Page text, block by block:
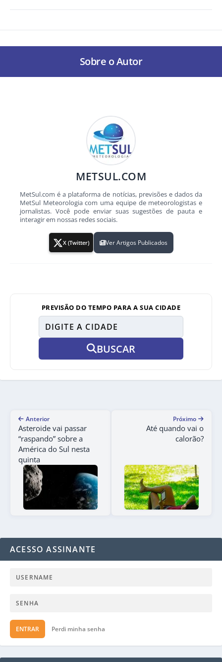
Sobre o Autor
METSUL.COM
MetSul.com é a plataforma de notícias, previsões e dados da
MetSul Meteorologia com uma equipe de meteorologistas e
jornalistas. Você pode enviar suas sugestões de pauta e
interagir em nossas redes sociais.
X (Twitter) Ver Artigos Publicados
PREVISÃO DO TEMPO PARA A SUA CIDADE
BUSCAR
Anterior
Asteroide vai passar
“raspando” sobre a
América do Sul nesta
quinta
Próximo
Até quando vai o
calorão?
ACESSO ASSINANTE
ENTRAR Perdi minha senha